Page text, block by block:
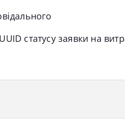
статусу заявки на